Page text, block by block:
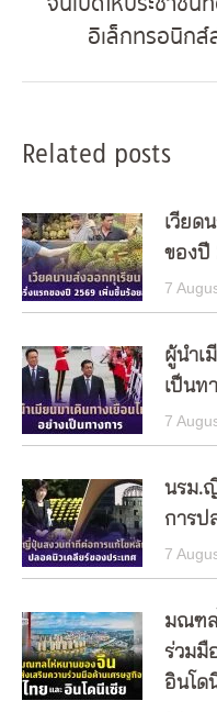
อิเล็กทรอนิก
Related posts
เวียด
ของปี
7
ผู้นำเ
เป็นท
7
นรม.
การป
7
มณฑล
ร่วมมื
อินโด